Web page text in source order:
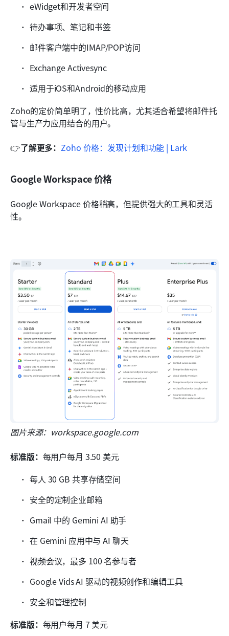
eWidget和开发者空间
待办事项、笔记和书签
邮件客户端中的IMAP/POP访问
Exchange Activesync
适用于iOS和Android的移动应用
Zoho的定价简单明了，性价比高，尤其适合希望将邮件托
管与生产力应用结合的用户。
👉了解更多： Zoho 价格：发现计划和功能 | Lark
Google Workspace 价格
Google Workspace 价格稍高，但提供强大的工具和灵活
性。
图片来源：workspace.google.com
标准版： 每用户每月 3.50 美元
每人 30 GB 共享存储空间
安全的定制企业邮箱
Gmail 中的 Gemini AI 助手
在 Gemini 应用中与 AI 聊天
视频会议，最多 100 名参与者
Google Vids AI 驱动的视频创作和编辑工具
安全和管理控制
标准版： 每用户每月 7 美元